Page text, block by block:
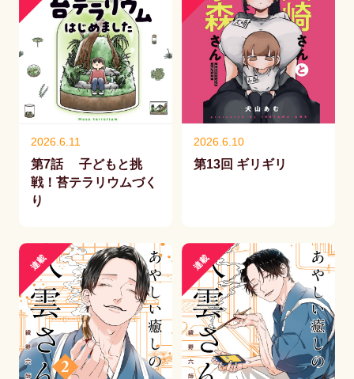
2026.6.11
第7話 子どもと挑
戦！苔テラリウムづく
り
2026.6.10
第13回 ギリギリ
連載 連載